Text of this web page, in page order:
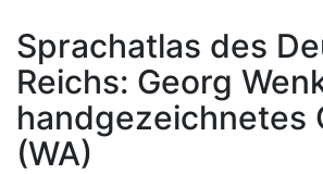
Sprachatlas des
Reichs: Georg
handgezeichnetes
(WA)